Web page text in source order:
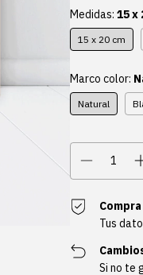
Medidas: 15 x
15 x 20 cm
Marco color:
Natural
Tus
Si no te